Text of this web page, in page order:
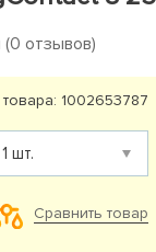
отзывов)
1002653787
Сравнить товар